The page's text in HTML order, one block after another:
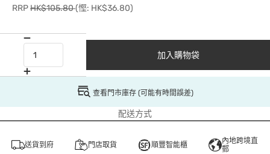
RRPHK$105.80(慳: HK$36.80)
加入購物袋
查看門市庫存 (可能有時間誤差)
配送方式
送貨到府 門店取貨 順豐智能櫃
內地跨境直
郵